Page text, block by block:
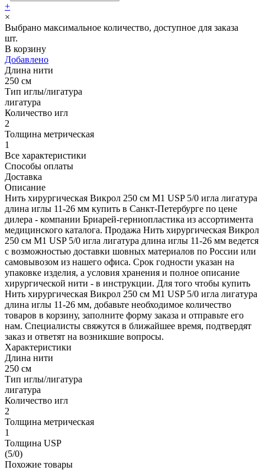
+
×
Выбрано максимальное количество, доступное для заказа
шт.
В корзину
Добавлено
Длина нити
250 см
Тип иглы/лигатура
лигатура
Количество игл
2
Толщина метрическая
1
Все характеристики
Способы оплаты
Доставка
Описание
Нить хирургическая Викрол 250 см М1 USP 5/0 игла лигатура
длина иглы 11-26 мм купить в Санкт-Петербурге по цене
дилера - компании Бриарей-герниопластика из ассортимента
медицинского каталога. Продажа Нить хирургическая Викрол
250 см М1 USP 5/0 игла лигатура длина иглы 11-26 мм ведется
с возможностью доставки шовных материалов по России или
самовывозом из нашего офиса. Срок годности указан на
упаковке изделия, а условия хранения и полное описание
хирургической нити - в инструкции. Для того чтобы купить
Нить хирургическая Викрол 250 см М1 USP 5/0 игла лигатура
длина иглы 11-26 мм, добавьте необходимое количество
товаров в корзину, заполните форму заказа и отправьте его
нам. Специалисты свяжутся в ближайшее время, подтвердят
заказ и ответят на возникшие вопросы.
Характеристики
Длина нити
250 см
Тип иглы/лигатура
лигатура
Количество игл
2
Толщина метрическая
1
Толщина USP
(5/0)
Похожие товары